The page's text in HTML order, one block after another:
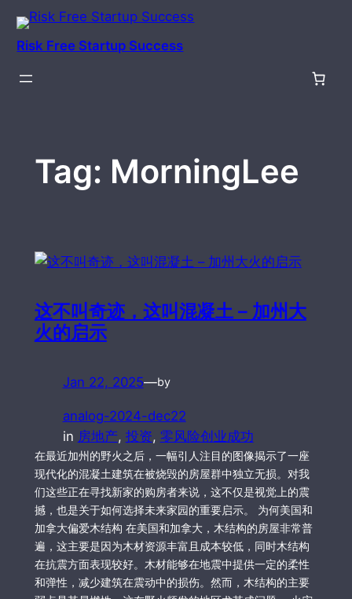
Skip
to
content
Risk Free Startup Success
Tag: MorningLee
这不叫奇迹，这叫混凝土 – 加州大
火的启示
Jan 22, 2025—by
analog-2024-dec22
in 房地产, 投资, 零风险创业成功
在最近加州的野火之后，一幅引人注目的图像揭示了一座
现代化的混凝土建筑在被烧毁的房屋群中独立无损。对我
们这些正在寻找新家的购房者来说，这不仅是视觉上的震
撼，也是关于如何选择未来家园的重要启示。 为何美国和
加拿大偏爱木结构 在美国和加拿大，木结构的房屋非常普
遍，这主要是因为木材资源丰富且成本较低，同时木结构
在抗震方面表现较好。木材能够在地震中提供一定的柔性
和弹性，减少建筑在震动中的损伤。然而，木结构的主要